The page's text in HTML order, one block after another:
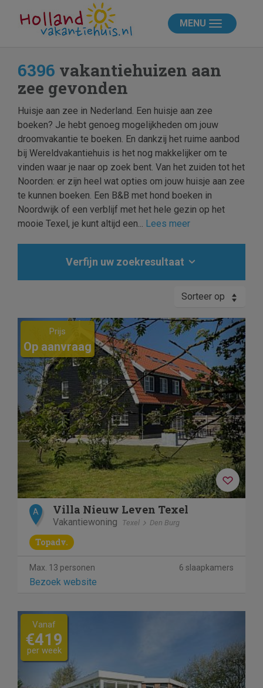
MENU
6396 vakantiehuizen aan
zee gevonden
Huisje aan zee in Nederland. Een huisje aan zee
boeken? Je hebt genoeg mogelijkheden om jouw
droomvakantie te boeken. En dankzij het ruime aanbod
bij Wereldvakantiehuis is het nog makkelijker om te
vinden waar je naar op zoek bent. Van het zuiden tot het
Noorden: er zijn heel wat opties om jouw huisje aan zee
te kunnen boeken. Een B&B met hond boeken in
Noordwijk of een verblijf met het hele gezin op het
mooie Texel, je kunt altijd een... Lees meer
Verfijn uw zoekresultaat
Sorteer op
Previous Next
Prijs
Op aanvraag
A Villa Nieuw Leven Texel
Vakantiewoning Texel Den Burg
Topadv.
Max. 13 personen 6 slaapkamers
Bezoek website
Previous
Vanaf
€419
per week